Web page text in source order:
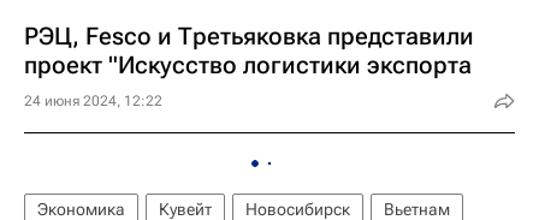
РЭЦ, Fesco и Третьяковка представили
проект "Искусство логистики экспорта
24 июня 2024, 12:22
Экономика Кувейт Новосибирск
Вьетнам